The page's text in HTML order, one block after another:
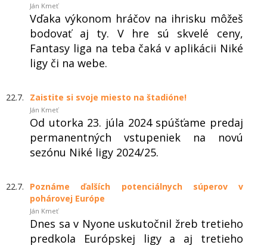
Ján Kmeť
Vďaka výkonom hráčov na ihrisku môžeš
bodovať aj ty. V hre sú skvelé ceny,
Fantasy liga na teba čaká v aplikácii Niké
ligy či na webe.
22.7. Zaistite si svoje miesto na štadióne!
Ján Kmeť
Od utorka 23. júla 2024 spúšťame predaj
permanentných vstupeniek na novú
sezónu Niké ligy 2024/25.
22.7.
Poznáme ďalších potenciálnych súperov v
pohárovej Európe
Ján Kmeť
Dnes sa v Nyone uskutočnil žreb tretieho
predkola Európskej ligy a aj tretieho